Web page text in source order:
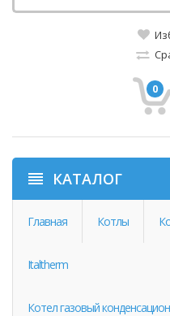
0
КАТАЛОГ
Главная Котлы
Italtherm
Котел газовый